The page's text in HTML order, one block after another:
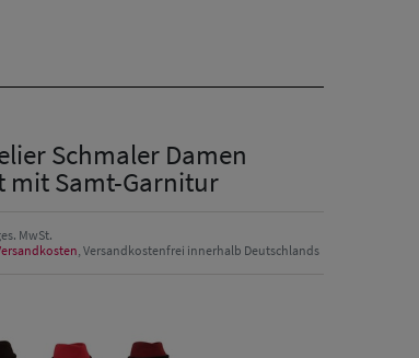
Schmaler Damen
mit Samt-Garnitur
MwSt.
, Versandkostenfrei innerhalb Deutschlands